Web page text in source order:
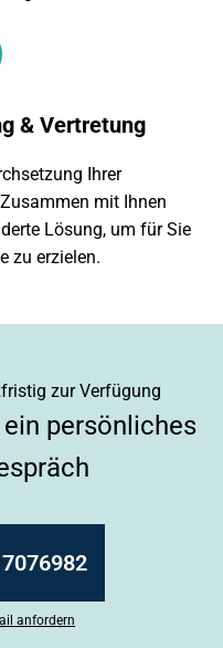
& Vertretung
Ihrer
mit Ihnen
Lösung, um für Sie
zu erzielen.
zur Verfügung
persönliches
anfordern